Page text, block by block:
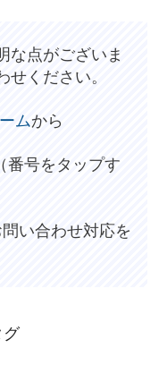
な点がございま
せください。
ムから
（番号をタップす
い合わせ対応を
グ